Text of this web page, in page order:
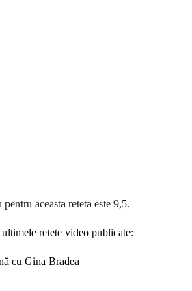
aceasta reteta este 9,5.
retete video publicate:
cu Gina Bradea